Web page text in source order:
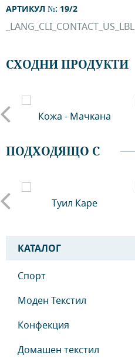
АРТИКУЛ №: 19/2
_LANG_CLI_CONTACT_US_LBL
СХОДНИ ПРОДУКТИ
Кожа - Мачкана
ПОДХОДЯЩО С
Туил Каре
КАТАЛОГ
Спорт
Моден Текстил
Конфекция
Домашен текстил